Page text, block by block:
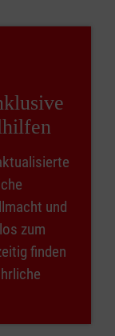
und
zum
finden